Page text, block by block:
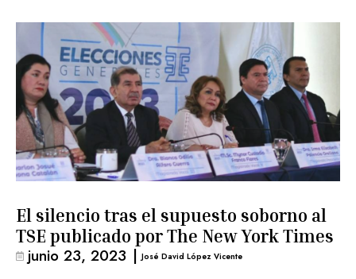
El silencio tras el supuesto soborno al
TSE publicado por The New York Times
junio 23, 2023 | José David López Vicente